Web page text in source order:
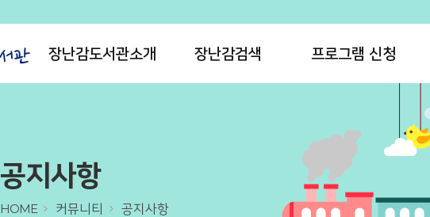
장난감도서관소개 장난감검색 프로그램 신청
공지사항
HOME 커뮤니티 공지사항